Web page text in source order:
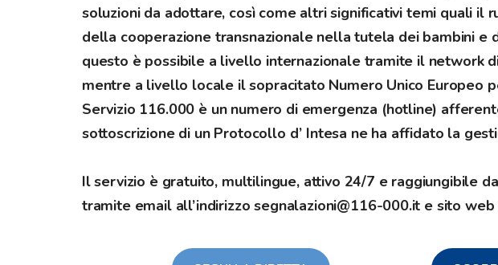
soluzioni da adottare, così come altri significativi temi quali il
della cooperazione transnazionale nella tutela dei bambini e
questo è possibile a livello internazionale tramite il network di
mentre a livello locale il sopracitato Numero Unico Europeo
Servizio 116.000 è un numero di emergenza (hotline)
sottoscrizione di un Protocollo d’ Intesa ne ha affidato la
Il servizio è gratuito, multilingue, attivo 24/7 e raggiungibile
tramite email all’indirizzosegnalazioni@116-000.it e sito web